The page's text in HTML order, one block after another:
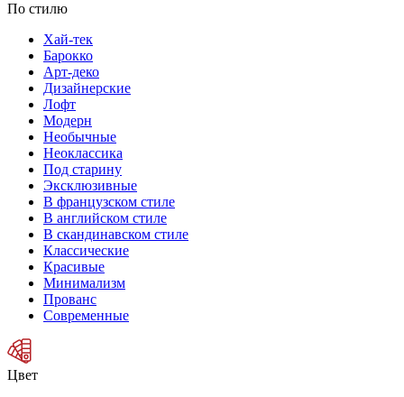
По стилю
Хай-тек
Барокко
Арт-деко
Дизайнерские
Лофт
Модерн
Необычные
Неоклассика
Под старину
Эксклюзивные
В французском стиле
В английском стиле
В скандинавском стиле
Классические
Красивые
Минимализм
Прованс
Современные
Цвет